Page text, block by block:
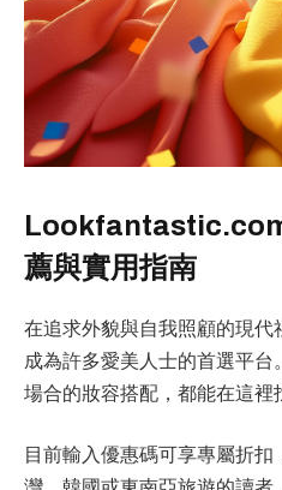
薦與實用指南
在追求外貌與自我照顧的現
成為許多愛美人士的首選平
場合的妝容搭配，都能在這裡
目前輸入優惠碼可享專屬折扣